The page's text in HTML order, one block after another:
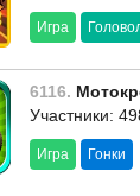
Игра
6116.
Участники:
Игра Гонки